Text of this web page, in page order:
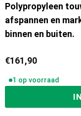
Polypropyleen
afspannen en
binnen en buiten.
€161,90
1 op voorraad